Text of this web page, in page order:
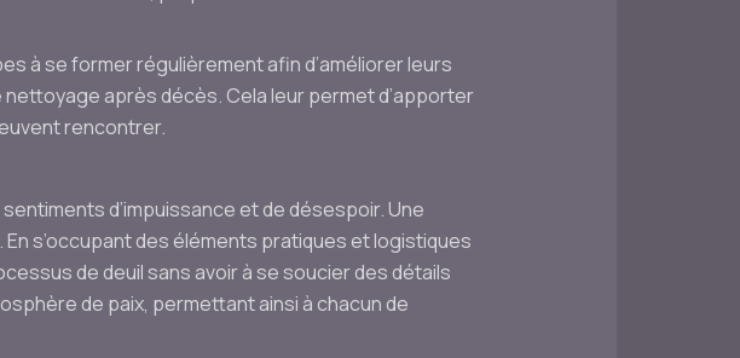
à se former régulièrement afin d’améliorer leurs
après décès. Cela leur permet d’apporter
rencontrer.
d’impuissance et de désespoir. Une
s’occupant des éléments pratiques et logistiques
de deuil sans avoir à se soucier des détails
de paix, permettant ainsi à chacun de